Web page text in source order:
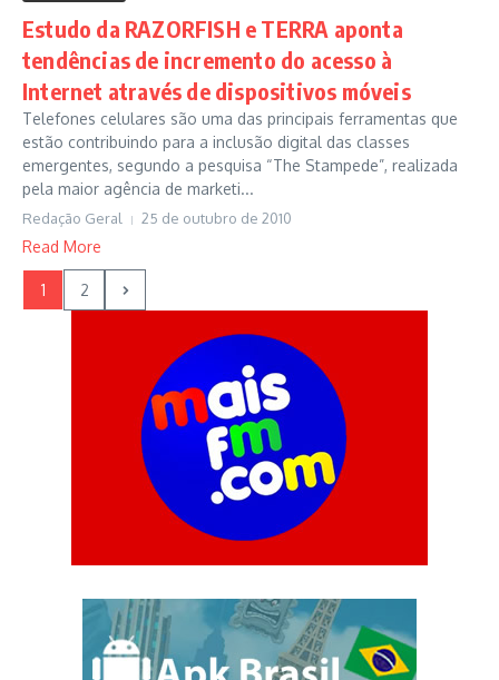
Estudo da RAZORFISH e TERRA aponta
tendências de incremento do acesso à
Internet através de dispositivos móveis
Telefones celulares são uma das principais ferramentas que
estão contribuindo para a inclusão digital das classes
emergentes, segundo a pesquisa “The Stampede”, realizada
pela maior agência de marketi...
Redação Geral 25 de outubro de 2010
Read More
1 2